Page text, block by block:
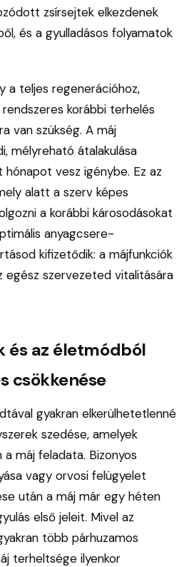
zsírsejtek elkezdenek
és a gyulladásos folyamatok
a teljes regenerációhoz,
korábbi terhelés
van szükség. A máj
mélyreható átalakulása
vesz igénybe. Ez az
alatt a szerv képes
a korábbi károsodásokat
anyagcsere-
kifizetődik: a májfunkciók
egész szervezeted vitalitására
és az életmódból
csökkenése
gyakran elkerülhetetlenné
szedése, amelyek
máj feladata. Bizonyos
vagy orvosi felügyelet
után a máj már egy héten
első jeleit. Mivel az
több párhuzamos
terheltsége ilyenkor